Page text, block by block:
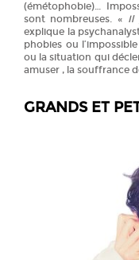
(émétophobie)…
sont nombreuses. « Il
explique la
phobies ou
ou la situation qui
amuser , la souffrance
GRANDS ET